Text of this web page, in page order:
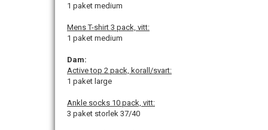
1 paket medium
Mens T-shirt 3 pack, vitt:
1 paket medium
Dam:
Active top 2 pack, korall/svart:
1 paket large
Ankle socks 10 pack, vitt:
3 paket storlek 37/40